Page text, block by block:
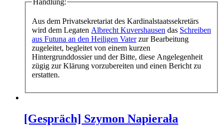
Aus dem Privatsekretariat des Kardinalstaatssekretärs
wird dem Legaten Albrecht Kuvershausen das Schreiben
aus Futuna an den Heiligen Vaterzur Bearbeitung
zugeleitet, begleitet von einem kurzen
Hintergrunddossier und der Bitte, diese Angelegenheit
zügig zur Klärung vorzubereiten und einen Bericht zu
erstatten.
[Gespräch] Szymon Napierała